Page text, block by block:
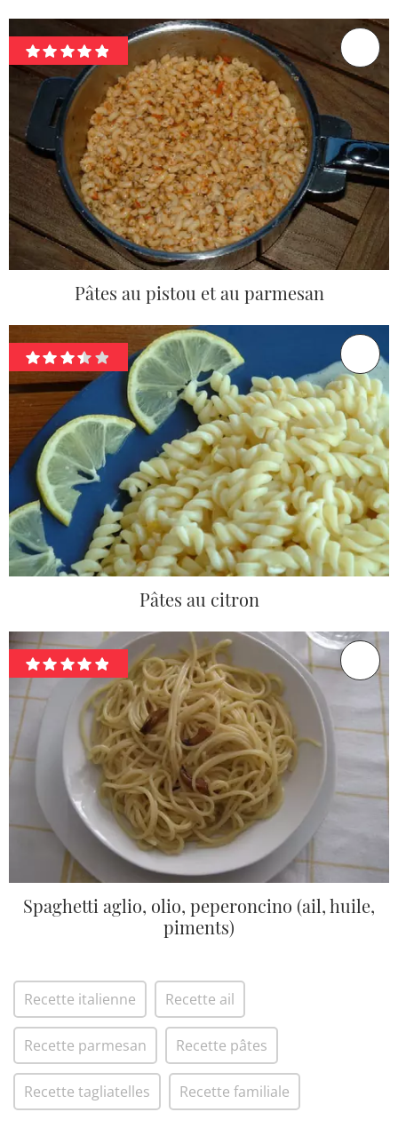
Pâtes au pistou et au parmesan
Pâtes au citron
Spaghetti aglio, olio, peperoncino (ail, huile,
piments)
Recette italienne Recette ail
Recette parmesan Recette pâtes
Recette tagliatelles Recette familiale